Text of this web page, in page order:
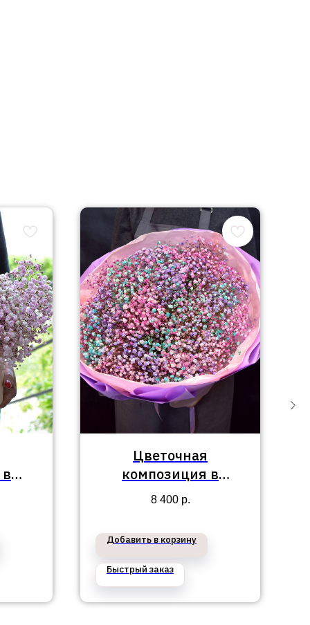
Цветочная
композиция в
Приморский район
№102
8 400 р.
Добавить в корзину
Быстрый заказ